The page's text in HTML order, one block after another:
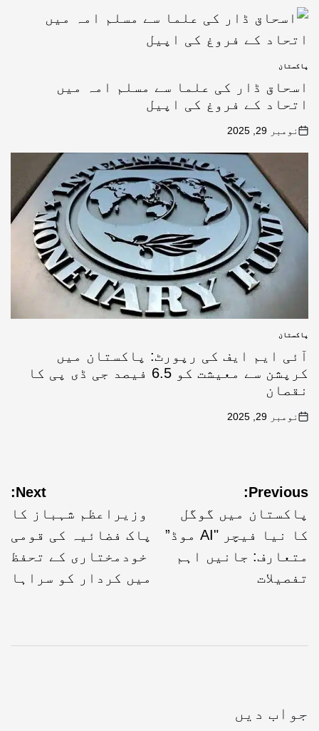
پاکستان
اسحاق ڈار کی علما سے مسلم امہ میں
اتحاد کے فروغ کی اپیل
نومبر 29, 2025
پاکستان
آئی ایم ایف کی رپورٹ: پاکستان میں
کرپشن سے معیشت کو 6.5 فیصد جی ڈی پی کا
نقصان
نومبر 29, 2025
Previous:
پاکستان میں گوگل
کا نیا فیچر "AI موڈ”
متعارف: جانیں اہم
تفصیلات
Next:
وزیراعظم شہباز کا
پاک فضائیہ کی قومی
خودمختاری کے تحفظ
میں کردار کو سراہا
جواب دیں